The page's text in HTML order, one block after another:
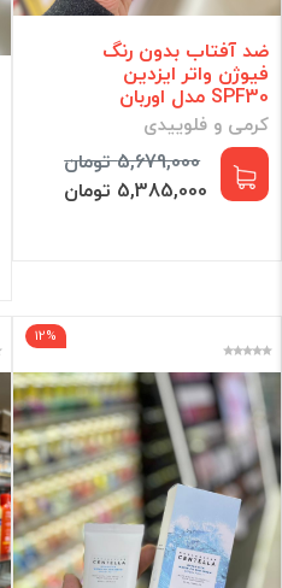
ضد آفتاب بدون رنگ
فیوژن واتر ایزدین
SPF30 مدل اوربان
کرمی و فلوییدی
5,679,000 تومان
5,385,000 تومان
12%